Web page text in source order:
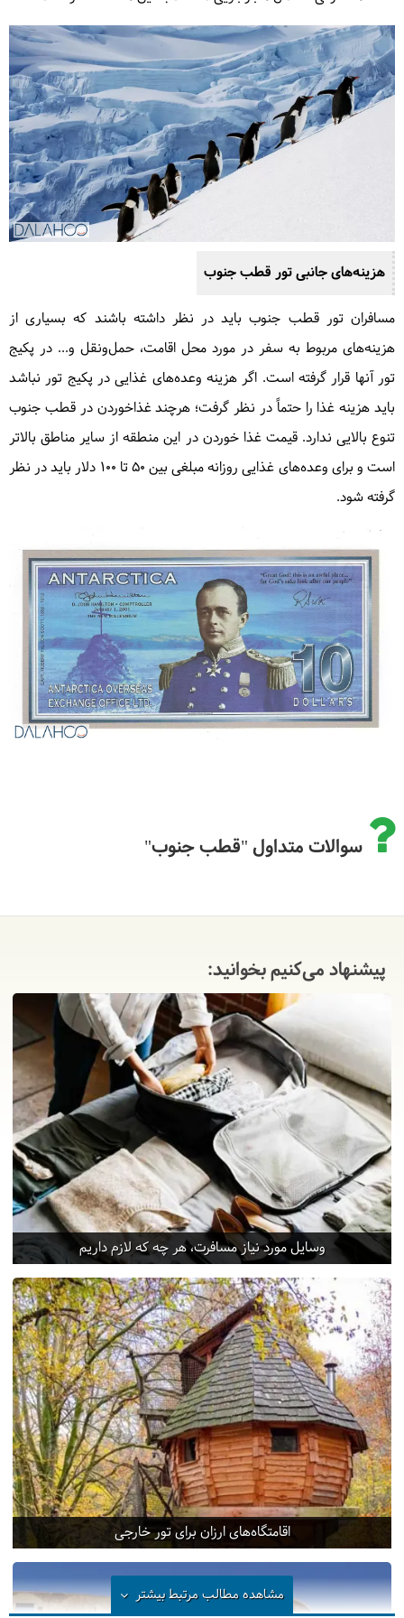
هزینه‌های جانبی تور قطب جنوب
مسافران تور قطب جنوب باید در نظر داشته باشند که بسیاری از
هزینه‌های مربوط به سفر در مورد محل اقامت، حمل‌ونقل و... در پکیج
تور آنها قرار گرفته است. اگر هزینه وعده‌های غذایی در پکیج تور نباشد
باید هزینه غذا را حتماً در نظر گرفت؛ هرچند غذاخوردن در قطب جنوب
تنوع بالایی ندارد. قیمت غذا خوردن در این منطقه از سایر مناطق بالاتر
است و برای وعده‌های غذایی روزانه مبلغی بین ۵۰ تا ۱۰۰ دلار باید در نظر
گرفته شود.
سوالات متداول "قطب جنوب"
پیشنهاد می‌کنیم بخوانید:
وسایل مورد نیاز مسافرت، هر چه که لازم داریم
اقامتگاه‌های ارزان برای تور خارجی
مشاهده مطالب مرتبطبیشتر